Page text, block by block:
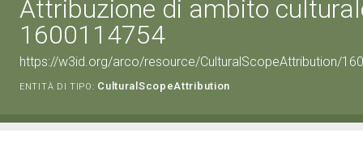
Attribuzione di ambito
1600114754
https://w3id.org/arco/resource/CulturalScopeAttribution/
ENTITÀ DI TIPO: CulturalScopeAttribution